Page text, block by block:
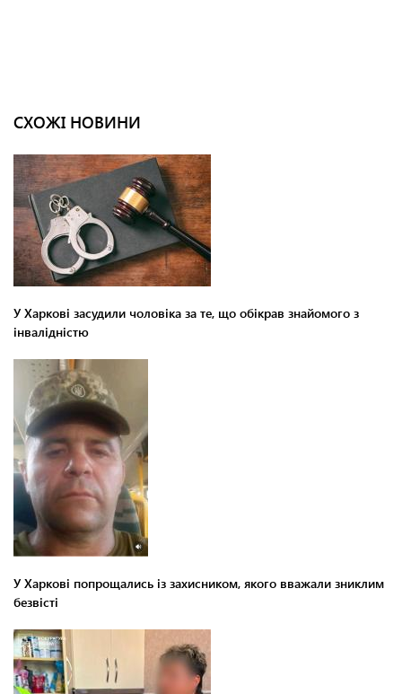
СХОЖІ НОВИНИ
У Харкові засудили чоловіка за те, що обікрав знайомого з
інвалідністю
У Харкові попрощались із захисником, якого вважали зниклим
безвісті